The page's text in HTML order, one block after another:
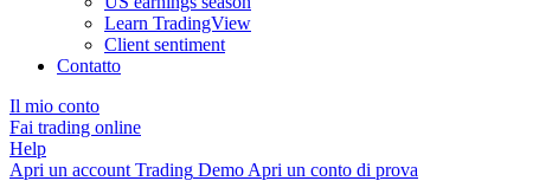
Learn TradingView
Client sentiment
Contatto
Il mio conto
Fai trading online
Help
Apri un account Trading Demo Apri un conto di prova